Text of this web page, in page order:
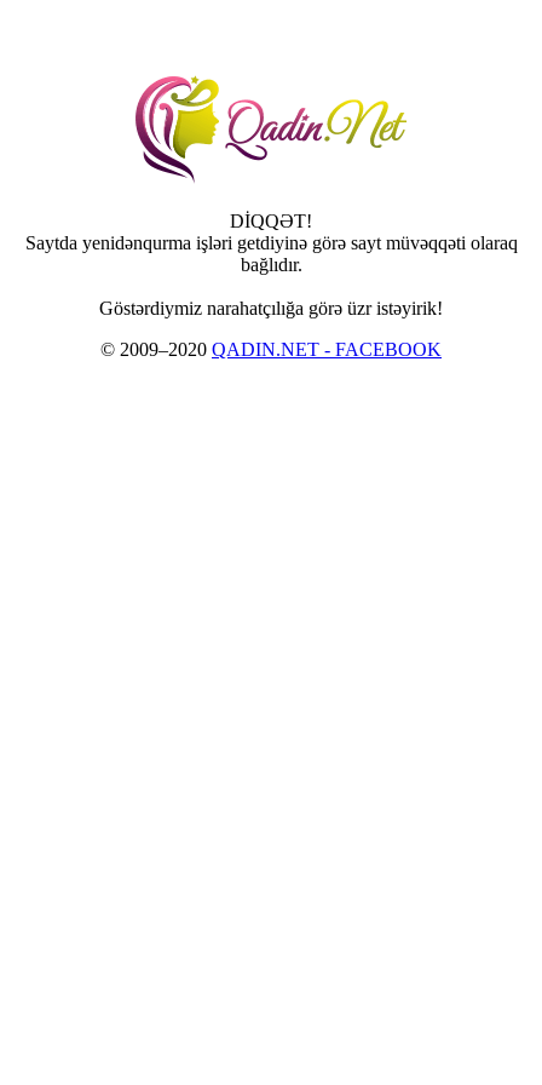
DİQQƏT!
Saytda yenidənqurma işləri getdiyinə görə sayt müvəqqəti olaraq
bağlıdır.
Göstərdiymiz narahatçılığa görə üzr istəyirik!
© 2009–2020 QADIN.NET - FACEBOOK